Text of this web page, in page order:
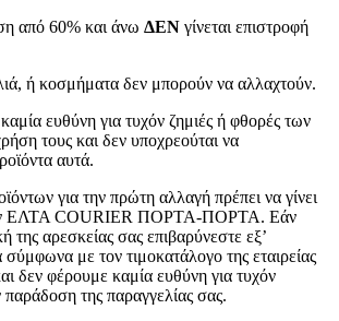
από 60% και άνω ΔΕΝ γίνεται επιστροφή
ή κοσμήματα δεν μπορούν να αλλαχτούν.
ευθύνη για τυχόν ζημιές ή φθορές των
τους και δεν υποχρεούται να
αυτά.
για την πρώτη αλλαγή πρέπει να γίνει
ΕΛΤΑ COURIER ΠΟΡΤΑ-ΠΟΡΤΑ. Εάν
της αρεσκείας σας επιβαρύνεστε εξ’
με τον τιμοκατάλογο της εταιρείας
δεν φέρουμε καμία ευθύνη για τυχόν
της παραγγελίας σας.